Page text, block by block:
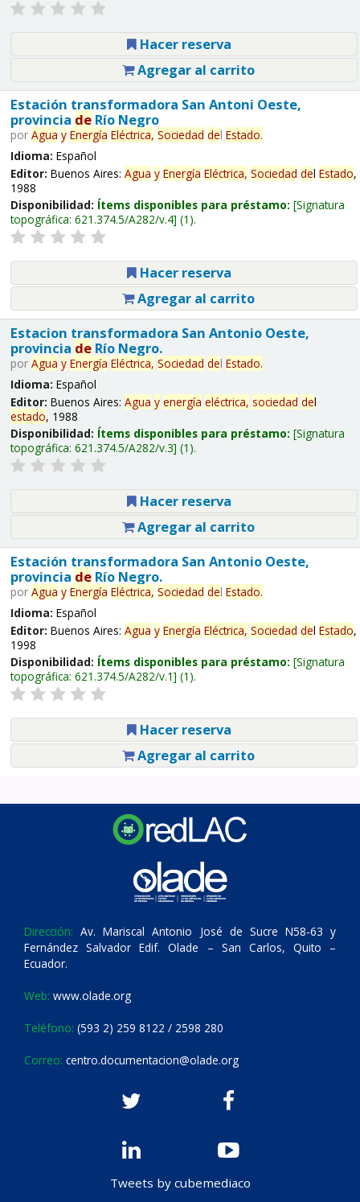
Hacer reserva
Agregar al carrito
Estación transformadora San Antoni Oeste,
provincia deRío Negro
por Agua y Energía Eléctrica, Sociedad del Estado.
Idioma: Español
Editor: Buenos Aires: Agua y Energía Eléctrica, Sociedad del Estado,
1988
Disponibilidad: Ítems disponibles para préstamo: Signatura
topográfica: 621.374.5/A282/v.4 (1).
Hacer reserva
Agregar al carrito
Estacion transformadora San Antonio Oeste,
provincia deRío Negro.
por Agua y Energía Eléctrica, Sociedad del Estado.
Idioma: Español
Editor: Buenos Aires: Agua y energía eléctrica, sociedad del
estado, 1988
Disponibilidad: Ítems disponibles para préstamo: Signatura
topográfica: 621.374.5/A282/v.3 (1).
Hacer reserva
Agregar al carrito
Estación transformadora San Antonio Oeste,
provincia deRío Negro.
por Agua y Energía Eléctrica, Sociedad del Estado.
Idioma: Español
Editor: Buenos Aires: Agua y Energía Eléctrica, Sociedad del Estado,
1998
Disponibilidad: Ítems disponibles para préstamo: Signatura
topográfica: 621.374.5/A282/v.1 (1).
Hacer reserva
Agregar al carrito
Dirección: Av. Mariscal Antonio José de Sucre N58-63 y
Fernández Salvador Edif. Olade – San Carlos, Quito –
Ecuador.
Web: www.olade.org
Teléfono: (593 2) 259 8122 / 2598 280
Correo: centro.documentacion@olade.org
Tweets by cubemediaco